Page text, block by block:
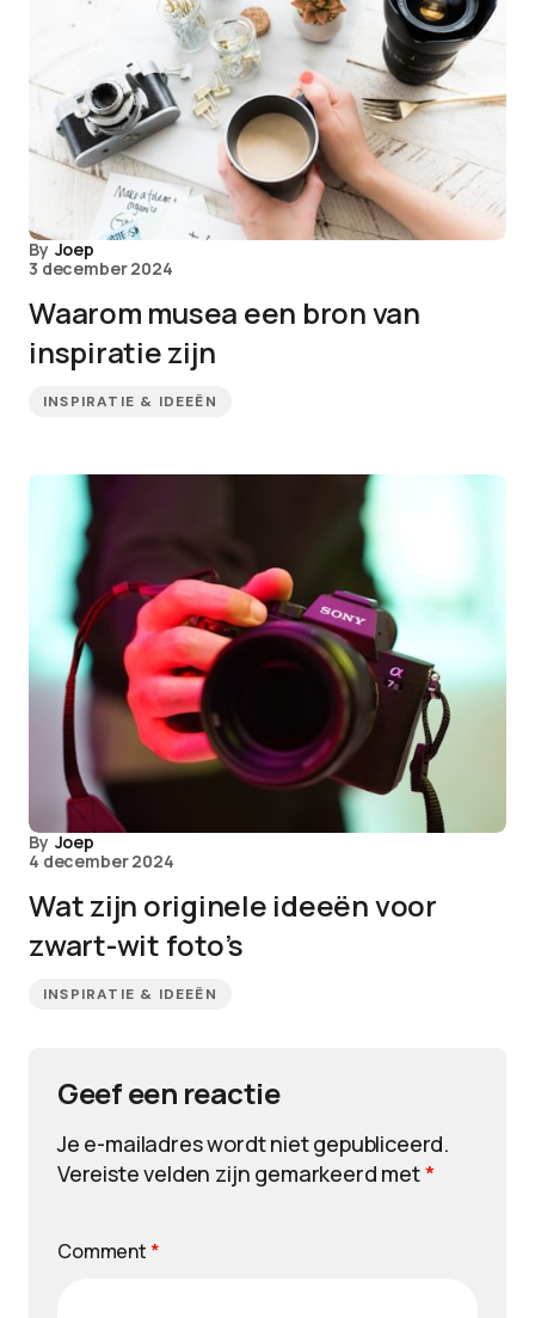
By Joep
3 december 2024
Waarom musea een bron van
inspiratie zijn
INSPIRATIE & IDEEËN
By Joep
4 december 2024
Wat zijn originele ideeën voor
zwart-wit foto’s
INSPIRATIE & IDEEËN
Geef een reactie
Je e-mailadres wordt niet gepubliceerd.
Vereiste velden zijn gemarkeerd met*
Comment *